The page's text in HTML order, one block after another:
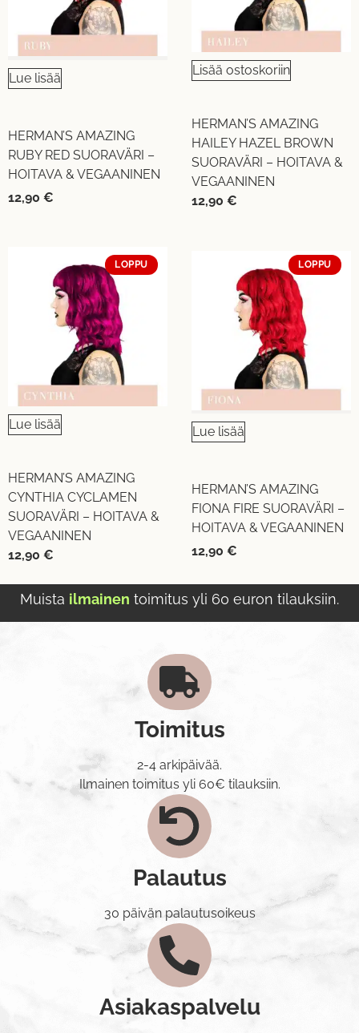
Lue lisää
HERMAN’S AMAZING
RUBY RED SUORAVÄRI –
HOITAVA & VEGAANINEN
12,90 €
Lisää ostoskoriin
HERMAN’S AMAZING
HAILEY HAZEL BROWN
SUORAVÄRI – HOITAVA &
VEGAANINEN
12,90 €
LOPPU
Lue lisää
HERMAN’S AMAZING
CYNTHIA CYCLAMEN
SUORAVÄRI – HOITAVA &
VEGAANINEN
12,90 €
LOPPU
Lue lisää
HERMAN’S AMAZING
FIONA FIRE SUORAVÄRI –
HOITAVA & VEGAANINEN
12,90 €
Muista ilmainen toimitus yli 60 euron tilauksiin.
Toimitus
2-4 arkipäivää.
Ilmainen toimitus yli 60€ tilauksiin.
Palautus
30 päivän palautusoikeus
Asiakaspalvelu